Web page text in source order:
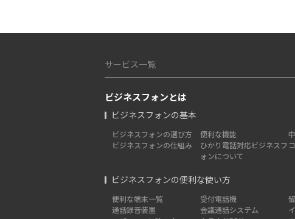
サービス一覧
ビジネスフォンとは
ビジネスフォンの基本
ビジネスフォンの選び方 便利な機能
ビジネスフォンの仕組み
ひかり電話対応ビジネスフ
ォンについて
ビジネスフォンの便利な使い方
便利な端末一覧 受付電話機
通話録音装置
会議通話システム